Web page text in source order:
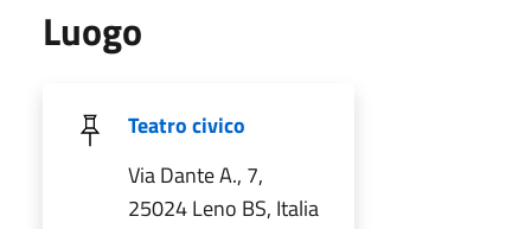
Luogo
Teatro civico
Via Dante A., 7,
25024 Leno BS, Italia